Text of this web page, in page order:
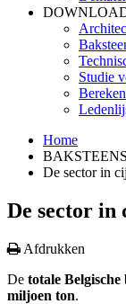
Studie
Home
De sector in
De sector in
Afdrukken
De totale
miljoen ton.